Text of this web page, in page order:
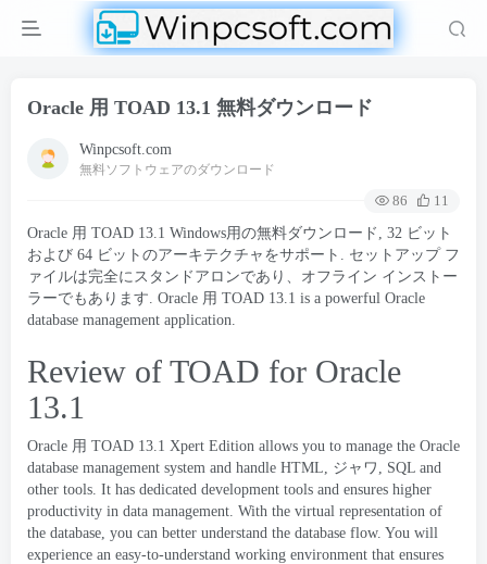
Oracle 用 TOAD 13.1 無料ダウンロード
Winpcsoft.com
無料ソフトウェアのダウンロード
86
11
Oracle 用 TOAD 13.1 Windows用の無料ダウンロード, 32 ビット
および 64 ビットのアーキテクチャをサポート. セットアップ フ
ァイルは完全にスタンドアロンであり、オフライン インストー
ラーでもあります. Oracle 用 TOAD 13.1 is a powerful Oracle
database management application.
Review of TOAD for Oracle
13.1
Oracle 用 TOAD 13.1 Xpert Edition allows you to manage the Oracle
database management system and handle HTML, ジャワ, SQL and
other tools. It has dedicated development tools and ensures higher
productivity in data management. With the virtual representation of
the database, you can better understand the database flow. You will
experience an easy-to-understand working environment that ensures